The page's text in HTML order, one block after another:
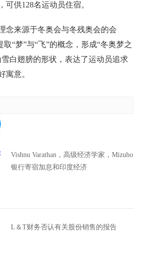
可供128名运动员住宿。
念来源于冬奥会与冬残奥会的会
取“梦”与“飞”的概念，形成“冬奥梦之
白翅膀的形状，表达了运动员追求
寓意。
Vishnu Varathan，高级经济学家，Mizuho
银行寄宿加息和印度经济
L＆T财务否认有关股份销售的报告